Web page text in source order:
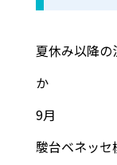
夏休み以降
か
9月
駿台ベネッセ